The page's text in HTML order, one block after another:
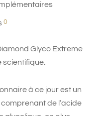
0
Glyco Extreme
à ce jour est un
de l’acide